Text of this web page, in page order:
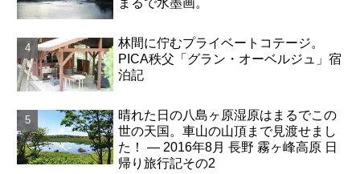
林間に佇むプライベートコテージ。
PICA秩父「グラン・オーベルジュ」宿
泊記
晴れた日の八島ヶ原湿原はまるでこの
世の天国。車山の山頂まで見渡せまし
た！ ― 2016年8月 長野 霧ヶ峰高原 日
帰り旅行記その2